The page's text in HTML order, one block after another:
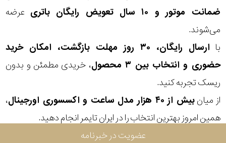
ضمانت موتور و ۱۰ سال تعویض رایگان باتری
عرضه
می‌شوند.
با
ارسال رایگان، ۳۰ روز مهلت بازگشت، امکان خرید
حضوری و انتخاب بین ۳ محصول
، خریدی مطمئن و بدون
ریسک تجربه کنید.
از میانبیش از ۴۰ هزار مدل ساعت و اکسسوری اورجینال
،
همین امروز بهترین انتخاب را در ایران تایمر انجام دهید.
عضویت در خبرنامه